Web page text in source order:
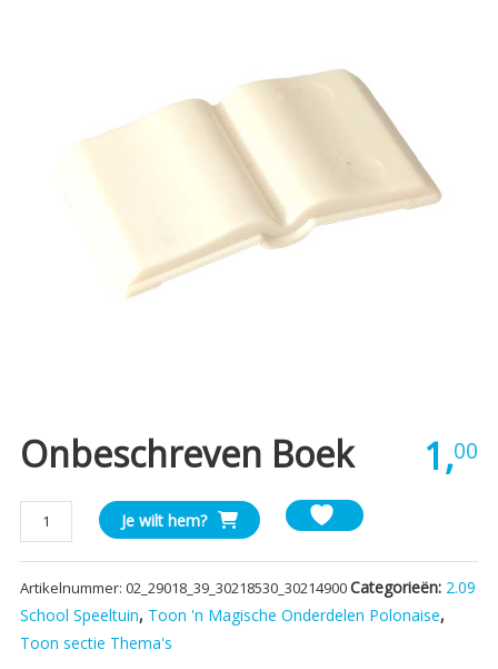
Onbeschreven Boek 1,00
Onbeschreven
boek
aantal
Je wilt hem?
Artikelnummer: 02_29018_39_30218530_30214900Categorieën: 2.09
School Speeltuin, Toon 'n Magische Onderdelen Polonaise,
Toon sectie Thema's